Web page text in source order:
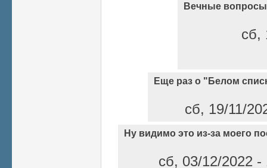
Вечные вопросы
сб,
Еще раз о "Белом
сб, 19/11/
Ну видимо это из-за моего
сб, 03/12/2022